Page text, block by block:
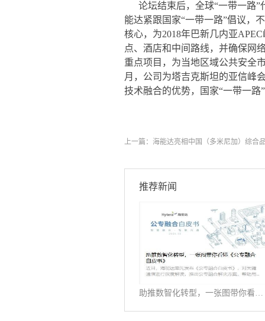
论坛结束后，全球“一带一路
能达紧跟国家“一带一路”倡议，
核心，为2018年巴新几内亚
点、酒店和中间路线，并确保网
重点项目，为当地区域公共安全
月，公司为塔吉克斯坦的亚信峰
技术融合的优势，国家“一带一
上一篇： 海能达亮相中国（多米尼加）综合
推荐新闻
助推数智化转型，一张图带你看懂《公专融合白皮书》